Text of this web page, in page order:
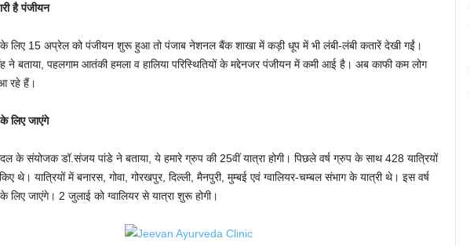
है पंजीयन
के लिए 15 अप्रेल को पंजीयन शुरू हुआ तो पंजाब नेशनल बैंक शाखा में कड़ी धूप में भी लंबी-लंबी कतारें देखी गईं।
ने बताया, पहलगाम आतंकी हमला व हालिया परिस्थितियों के मद्देनजर पंजीयन में कमी आई है। अब काफी कम लोग
रहे हैं।
लिए जाएंगे
के संयोजक डॉ.संजय पांडे ने बताया, ये हमारे ग्रुप की 25वीं यात्रा होगी। पिछले वर्ष ग्रुप के साथ 428 यात्रियों
थे। यात्रियों में बनारस, गोवा, गोरखपुर, दिल्ली, मैनपुरी, मुम्बई एवं ग्वालियर-चम्बल संभाग के यात्री थे। इस वर्ष
लिए जाएंगे। 2 जुलाई को ग्वालियर से यात्रा शुरू होगी।